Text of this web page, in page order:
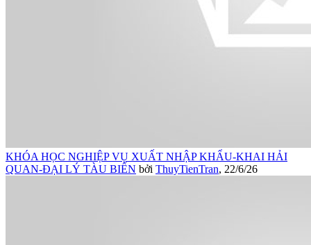
KHÓA HỌC NGHIỆP VỤ XUẤT NHẬP KHẨU-KHAI HẢI
QUAN-ĐẠI LÝ TÀU BIỂN bởi ThuyTienTran, 22/6/26